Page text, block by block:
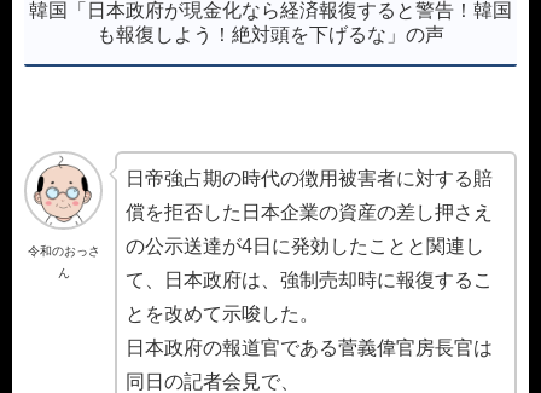
韓国「日本政府が現金化なら経済報復すると警告！韓国
も報復しよう！絶対頭を下げるな」の声
令和のおっさ
ん
日帝強占期の時代の徴用被害者に対する賠
償を拒否した日本企業の資産の差し押さえ
の公示送達が4日に発効したことと関連し
て、日本政府は、強制売却時に報復するこ
とを改めて示唆した。
日本政府の報道官である菅義偉官房長官は
同日の記者会見で、